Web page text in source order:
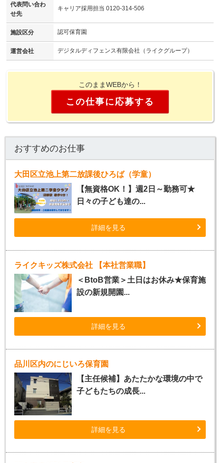
代表問い合わ
せ先
キャリア採用担当 0120-314-506
施設区分 認可保育園
運営会社 デジタルディフェンス有限会社（ライクグループ）
このままWEBから！
この仕事に応募する
おすすめのお仕事
大田区立池上第二放課後ひろば（学童）
【無資格OK！】週2日～勤務可★
日々の子ども達の...
詳細を見る
ライクキッズ株式会社 【本社営業職】
＜BtoB営業＞土日はお休み★保育施
設の新規開園...
詳細を見る
品川区内のにじいろ保育園
【主任候補】あたたかな環境の中で
子どもたちの成長...
詳細を見る